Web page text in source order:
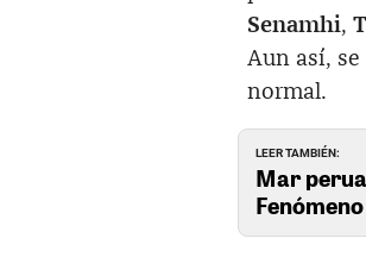
Senamhi,
Aun así,
normal.
LEER TAMBIÉN:
Mar